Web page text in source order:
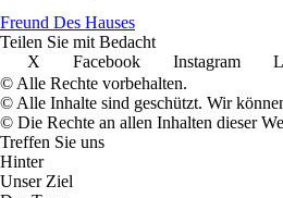
Freund Des Hauses
Teilen Sie mit Bedacht
X
Facebook Instagram
© Alle Rechte vorbehalten.
© Alle Inhalte sind geschützt. Wir
© Die Rechte an allen Inhalten dieser
Treffen Sie uns
Hinter
Unser Ziel